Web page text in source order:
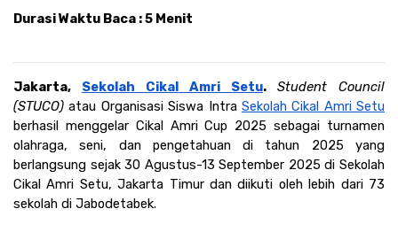
Durasi Waktu Baca : 5 Menit
Jakarta, Sekolah Cikal Amri Setu. Student Council
(STUCO) atau Organisasi Siswa Intra Sekolah Cikal Amri Setu
berhasil menggelar Cikal Amri Cup 2025 sebagai turnamen
olahraga, seni, dan pengetahuan di tahun 2025 yang
berlangsung sejak 30 Agustus-13 September 2025 di Sekolah
Cikal Amri Setu, Jakarta Timur dan diikuti oleh lebih dari 73
sekolah di Jabodetabek.